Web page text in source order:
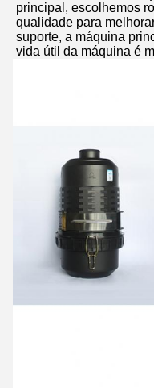
principal, escolhemos
qualidade para
suporte, a máquina
vida útil da máquina é